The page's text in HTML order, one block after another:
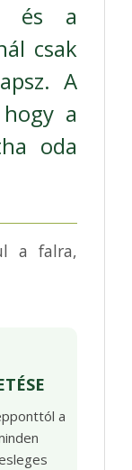
és a
csak
A
a
oda
a falra,
a